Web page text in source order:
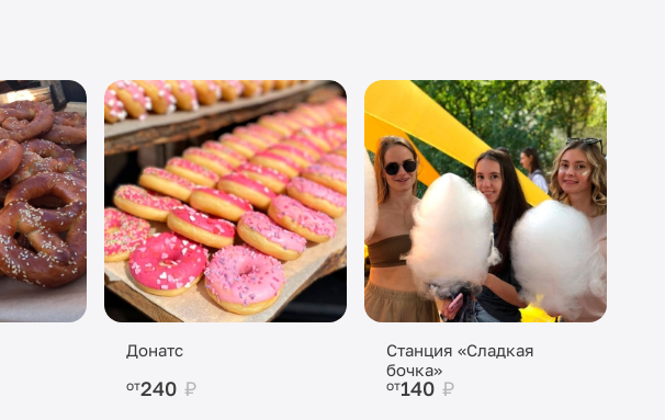
Донатс
от240 ₽
Станция «Сладкая
бочка»
от140 ₽